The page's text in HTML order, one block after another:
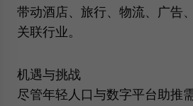
带动酒店、旅行、物流、广告
关联行业。
机遇与挑战
尽管年轻人口与数字平台助推